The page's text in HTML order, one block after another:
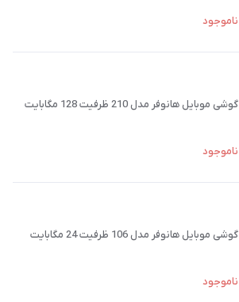
ناموجود
گوشی موبایل هانوفر مدل 210 ظرفیت 128 مگابایت
ناموجود
گوشی موبایل هانوفر مدل 106 ظرفیت 24 مگابایت
ناموجود